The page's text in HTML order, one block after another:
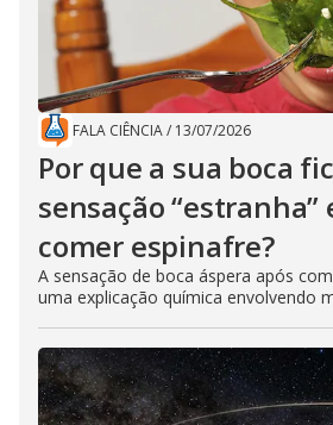
FALA CIÊNCIA/ 13/07/2026
Por que a sua boca
sensação “estranha”
comer espinafre?
A sensação de boca áspera após
uma explicação química envolvendo